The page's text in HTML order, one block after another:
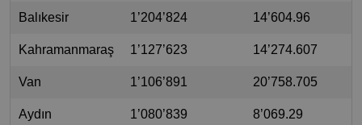
Balıkesir 1’204’824 14’604.96
Kahramanmaraş 1’127’623 14’274.607
Van 1’106’891 20’758.705
Aydın 1’080’839 8’069.29